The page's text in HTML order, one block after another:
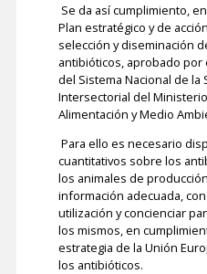
Se da así cumplimiento,
Plan estratégico y de
selección y diseminación
antibióticos, aprobado
del Sistema Nacional de la
Intersectorial del
Alimentación y Medio
Para ello es necesario
cuantitativos sobre los
los animales de
información adecuada,
utilización y concienciar
los mismos, en
estrategia de la Unión
los antibióticos.